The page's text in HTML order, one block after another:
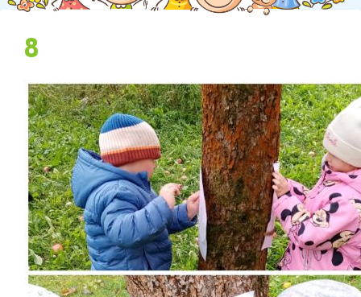
Prijímanie detí
Dokumenty
Krúžková činnosť
Zverejňovanie
Školská jedáleň
Jedálny lístok
Kontakt
8